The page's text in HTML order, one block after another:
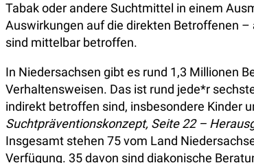
Tabak oder andere Suchtmittel in einem
Auswirkungen auf die direkten Betroffenen
sind mittelbar betroffen.
In Niedersachsen gibt es rund 1,3 Millionen
Verhaltensweisen. Das ist rund jede*r
indirekt betroffen sind, insbesondere Kinder
Suchtpräventionskonzept, Seite 22 –
Insgesamt stehen 75 vom Land
Verfügung. 35 davon sind diakonische